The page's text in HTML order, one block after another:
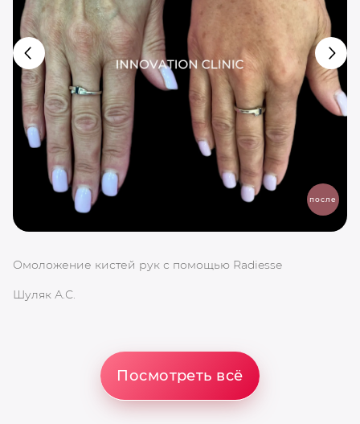
после
Омоложение кистей рук с помощью Radiesse
Шуляк А.С.
Посмотреть всё